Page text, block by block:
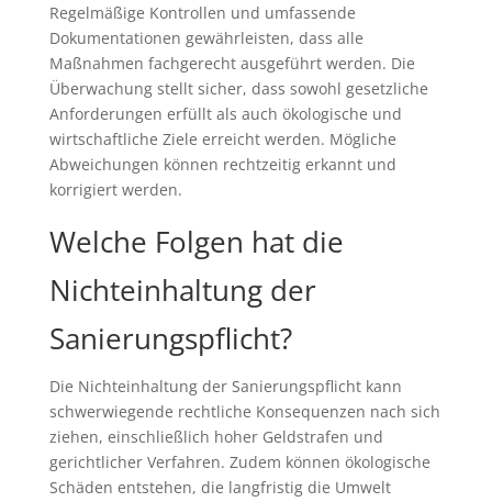
Regelmäßige Kontrollen und umfassende
Dokumentationen gewährleisten, dass alle
Maßnahmen fachgerecht ausgeführt werden. Die
Überwachung stellt sicher, dass sowohl gesetzliche
Anforderungen erfüllt als auch ökologische und
wirtschaftliche Ziele erreicht werden. Mögliche
Abweichungen können rechtzeitig erkannt und
korrigiert werden.
Welche Folgen hat die
Nichteinhaltung der
Sanierungspflicht?
Die Nichteinhaltung der Sanierungspflicht kann
schwerwiegende rechtliche Konsequenzen nach sich
ziehen, einschließlich hoher Geldstrafen und
gerichtlicher Verfahren. Zudem können ökologische
Schäden entstehen, die langfristig die Umwelt